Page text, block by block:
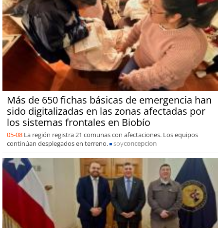
Más de 650 fichas básicas de emergencia han
sido digitalizadas en las zonas afectadas por
los sistemas frontales en Biobío
05-08 La región registra 21 comunas con afectaciones. Los equipos
continúan desplegados en terreno.
soyconcepcion